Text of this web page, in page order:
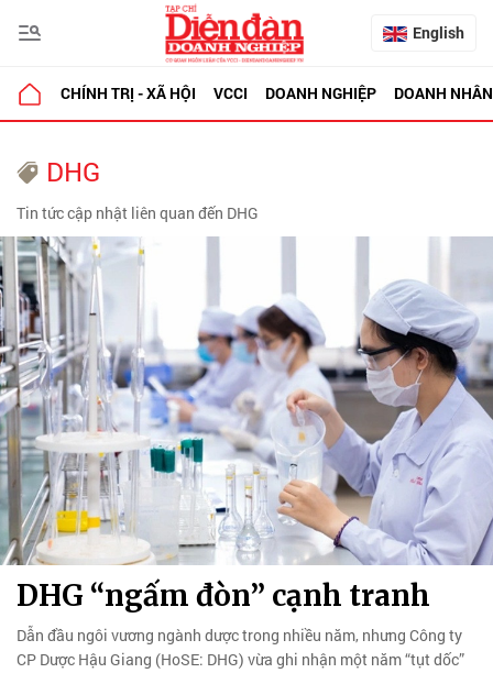
English
CHÍNH TRỊ - XÃ HỘI VCCI DOANH NGHIỆP DOANH NHÂN
DHG
Tin tức cập nhật liên quan đến DHG
DHG “ngấm đòn” cạnh tranh
Dẫn đầu ngôi vương ngành dược trong nhiều năm, nhưng Công ty
CP Dược Hậu Giang (HoSE: DHG) vừa ghi nhận một năm “tụt dốc”